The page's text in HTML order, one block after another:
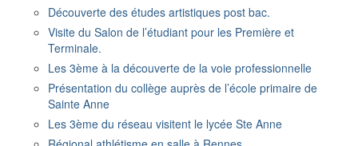
Découverte des études artistiques post bac.
Visite du Salon de l’étudiant pour les Première et
Terminale.
Les 3ème à la découverte de la voie professionnelle
Présentation du collège auprès de l’école primaire de
Sainte Anne
Les 3ème du réseau visitent le lycée Ste Anne